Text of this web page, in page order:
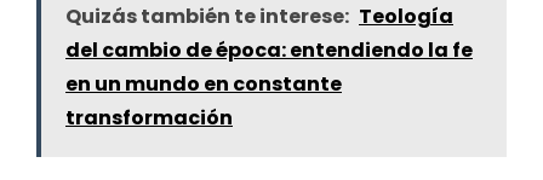
Quizás también te interese: Teología
del cambio de época: entendiendo la fe
en un mundo en constante
transformación